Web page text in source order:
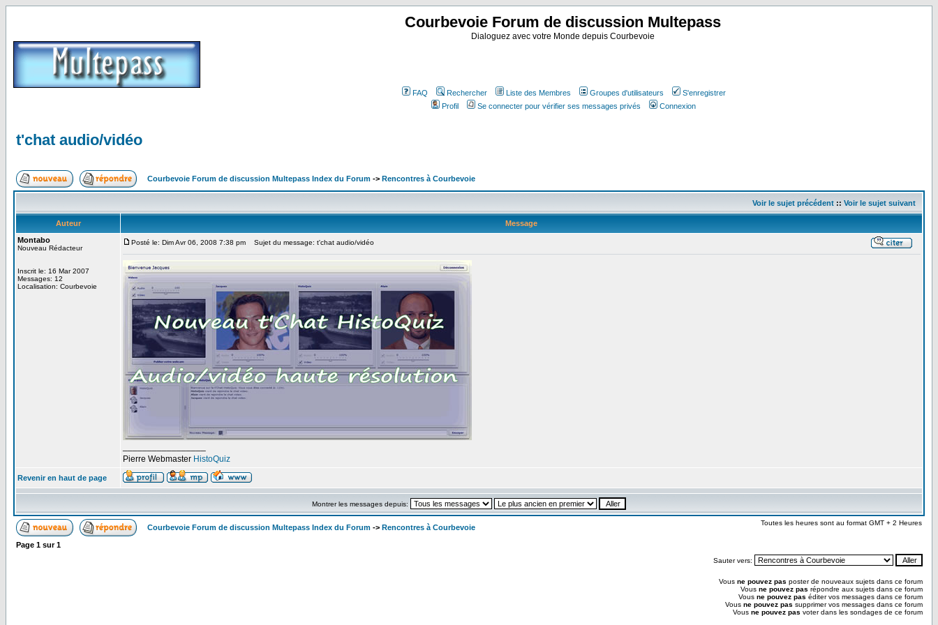
Courbevoie Forum de discussion Multepass
Dialoguez avec votre Monde depuis Courbevoie
FAQ Rechercher Liste des Membres Groupes d'utilisateurs
S'enregistrer
Profil
Se connecter pour vérifier ses messages privés Connexion
t'chat audio/vidéo
Courbevoie Forum de discussion Multepass Index du Forum -> Rencontres à Courbevoie
Voir le sujet précédent :: Voir le sujet suivant
Auteur
Message
Montabo
Nouveau Rédacteur
Inscrit le: 16 Mar 2007
Messages: 12
Localisation: Courbevoie
Posté le: Dim Avr 06, 2008 7:38 pm Sujet du message: t'chat audio/vidéo
Pierre Webmaster HistoQuiz
Revenir en haut de page
Montrer les messages depuis:
Courbevoie Forum de discussion Multepass Index du Forum -> Rencontres à Courbevoie
Toutes les heures sont au format GMT + 2 Heures
Page 1 sur1
Sauter vers:
Vous ne pouvez pas poster de nouveaux sujets dans ce forum
Vous ne pouvez pas répondre aux sujets dans ce forum
Vous ne pouvez pas éditer vos messages dans ce forum
Vous ne pouvez pas supprimer vos messages dans ce forum
Vous ne pouvez pas voter dans les sondages de ce forum